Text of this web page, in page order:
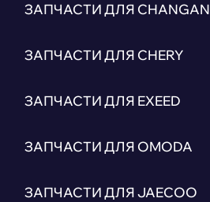
ЗАПЧАСТИ ДЛЯ CHANGAN
ЗАПЧАСТИ ДЛЯ CHERY
ЗАПЧАСТИ ДЛЯ EXEED
ЗАПЧАСТИ ДЛЯ OMODA
ЗАПЧАСТИ ДЛЯ JAECOO